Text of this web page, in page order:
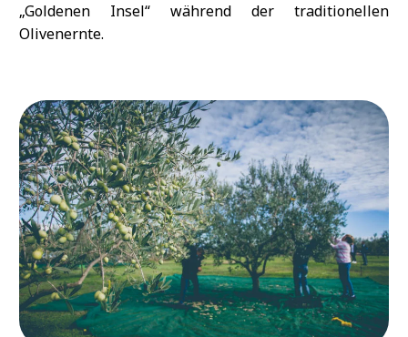
„Goldenen Insel“ während der traditionellen
Olivenernte.